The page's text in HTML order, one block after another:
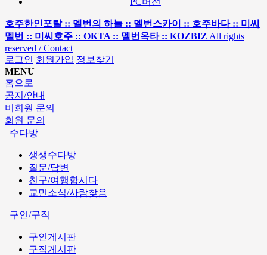
호주한인포탈 :: 멜번의 하늘 :: 멜번스카이 :: 호주바다 :: 미씨
멜번 :: 미씨호주 :: OKTA :: 멜번옥타 :: KOZBIZ All rights
reserved / Contact
로그인 회원가입 정보찾기
MENU
홈으로
공지/안내
비회원 문의
회원 문의
수다방
생생수다방
질문/답변
친구/여행합시다
교민소식/사람찾음
구인/구직
구인게시판
구직게시판